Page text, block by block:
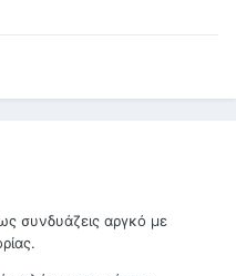
συνδυάζεις αργκό με